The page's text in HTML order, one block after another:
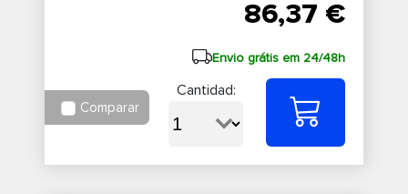
86,37 €
Envio grátis em 24/48h
Comparar
Cantidad: